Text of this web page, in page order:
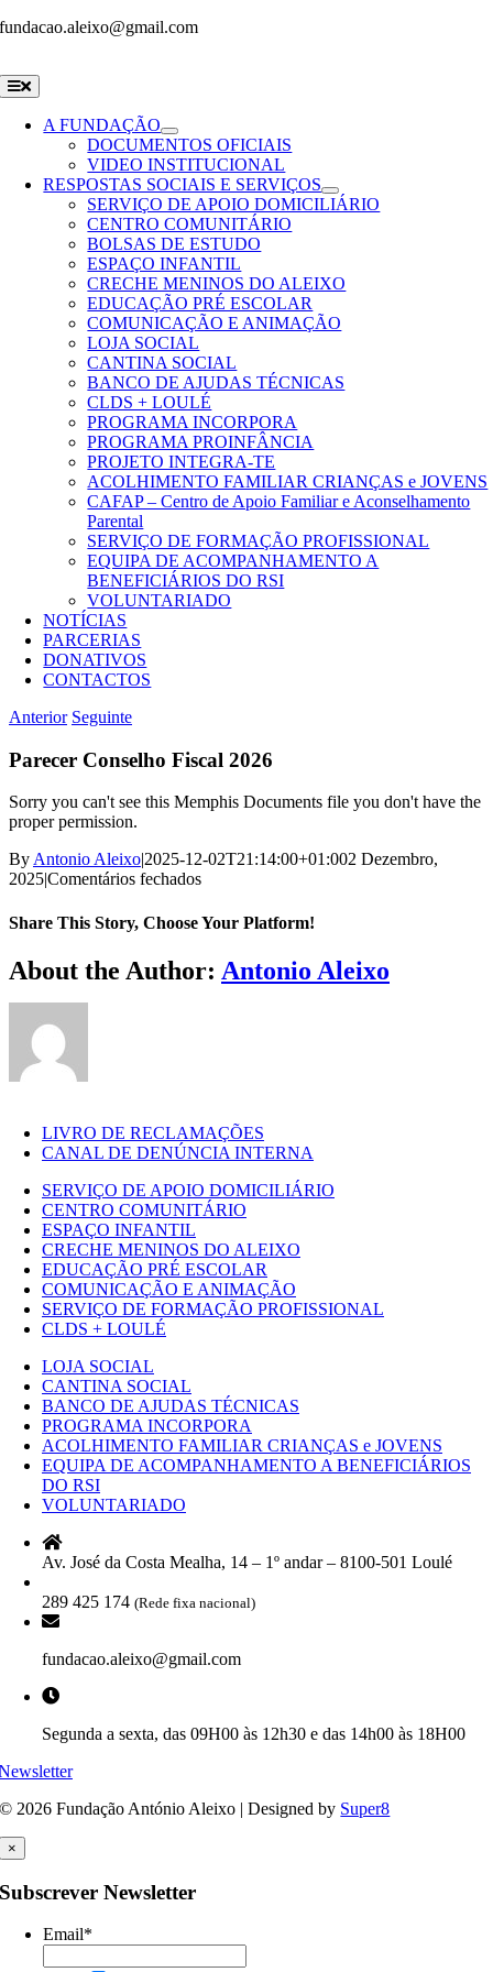
Skip
fundacao.aleixo@gmail.com
Toggle
Navigation
A FUNDAÇÃO
DOCUMENTOS OFICIAIS
VIDEO INSTITUCIONAL
RESPOSTAS SOCIAIS E SERVIÇOS
SERVIÇO DE APOIO DOMICILIÁRIO
CENTRO COMUNITÁRIO
BOLSAS DE ESTUDO
ESPAÇO INFANTIL
CRECHE MENINOS DO ALEIXO
EDUCAÇÃO PRÉ ESCOLAR
COMUNICAÇÃO E ANIMAÇÃO
LOJA SOCIAL
CANTINA SOCIAL
BANCO DE AJUDAS TÉCNICAS
CLDS + LOULÉ
PROGRAMA INCORPORA
PROGRAMA PROINFÂNCIA
PROJETO INTEGRA-TE
ACOLHIMENTO FAMILIAR CRIANÇAS e JOVENS
CAFAP – Centro de Apoio Familiar e Aconselhamento
Parental
SERVIÇO DE FORMAÇÃO PROFISSIONAL
EQUIPA DE ACOMPANHAMENTO A
BENEFICIÁRIOS DO RSI
VOLUNTARIADO
NOTÍCIAS
PARCERIAS
DONATIVOS
CONTACTOS
Anterior Seguinte
Parecer Conselho Fiscal 2026
Sorry you can't see this Memphis Documents file you don't have the
proper permission.
ByAntonio Aleixo|2025-12-02T21:14:00+01:002 Dezembro,
2025|Comentários fechadosem
Conselho
2026
Share This Story, Choose Your Platform!
Facebook
X
Reddit
LinkedIn
WhatsApp
Telegram
Tumblr
Pinterest
Vk
Xing
Email
(necessário
mas
About the Author: Antonio Aleixo
LIVRO DE RECLAMAÇÕES
CANAL DE DENÚNCIA INTERNA
SERVIÇO DE APOIO DOMICILIÁRIO
CENTRO COMUNITÁRIO
ESPAÇO INFANTIL
CRECHE MENINOS DO ALEIXO
EDUCAÇÃO PRÉ ESCOLAR
COMUNICAÇÃO E ANIMAÇÃO
SERVIÇO DE FORMAÇÃO PROFISSIONAL
CLDS + LOULÉ
LOJA SOCIAL
CANTINA SOCIAL
BANCO DE AJUDAS TÉCNICAS
PROGRAMA INCORPORA
ACOLHIMENTO FAMILIAR CRIANÇAS e JOVENS
EQUIPA DE ACOMPANHAMENTO A BENEFICIÁRIOS
DO RSI
VOLUNTARIADO
Av. José da Costa Mealha, 14 – 1º andar – 8100-501 Loulé
289 425 174 (Rede fixa nacional)
fundacao.aleixo@gmail.com
Segunda a sexta, das 09H00 às 12h30 e das 14h00 às 18H00
© 2026 Fundação António Aleixo | Designed by Super8
×
Subscrever Newsletter
Email*